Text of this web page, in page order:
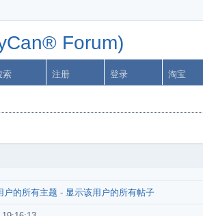
Forum)
索 注册 登录 淘宝
户的所有主题 - 显示该用户的所有帖子